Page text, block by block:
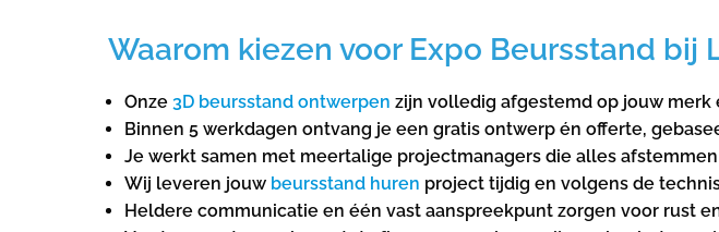
Waarom kiezen voor Expo Beursstand bij
Onze 3D beursstand ontwerpen zijn volledig afgestemd op jouw merk
Binnen 5 werkdagen ontvang je een gratis ontwerp én offerte,
Je werkt samen met meertalige projectmanagers die alles
Wij leveren jouw beursstand huren project tijdig en volgens de
Heldere communicatie en één vast aanspreekpunt zorgen voor rust